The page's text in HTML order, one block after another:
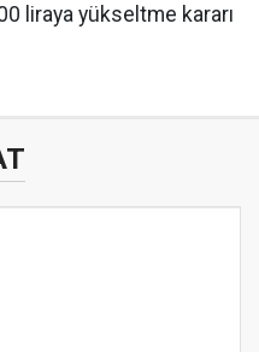
liraya yükseltme kararı